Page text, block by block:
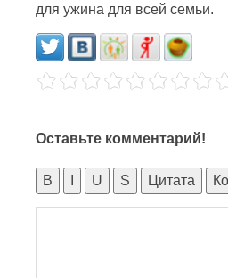
для ужина для всей семьи.
Оставьте комментарий!
B U S Цитата